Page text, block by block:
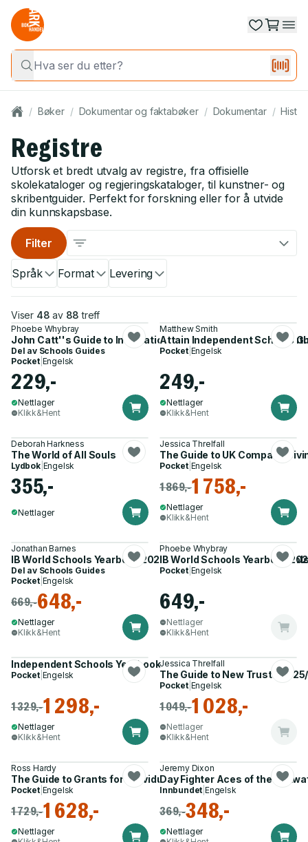
/ Bøker / Dokumentar og faktabøker / Dokumentar /
Registre
Utforsk et bredt utvalg av registre, fra offisielle
skolekataloger og regjeringskataloger, til kunstner- og
skribentguider. Perfekt for forskning eller for å utvide
din kunnskapsbase.
Språk Format Levering
Filter
Viser 48 av 88 treff
Phoebe Whybray
John Catt''s Guide to International Schools 2024/25: The
Del av Schools Guides
Pocket| Engelsk
229,-
Nettlager
Klikk&Hent
Matthew Smith
Attain Independent Schools
Pocket| Engelsk
249,-
Nettlager
Klikk&Hent
Deborah Harkness
The World of All Souls
Lydbok| Engelsk
355,-
Nettlager
Jessica Threlfall
The Guide to UK Company
Pocket| Engelsk
1 869,-1 758,-
Nettlager
Klikk&Hent
Jonathan Barnes
IB World Schools Yearbook 2022: The Official Guide to
Del av Schools Guides
Pocket| Engelsk
669,-648,-
Nettlager
Klikk&Hent
Phoebe Whybray
IB World Schools Yearbook
Pocket| Engelsk
649,-
Nettlager
Klikk&Hent
Independent Schools Yearbook 2024-2025
Pocket| Engelsk
1 329,-1 298,-
Nettlager
Klikk&Hent
Jessica Threlfall
The Guide to New Trusts
Pocket| Engelsk
1 049,-1 028,-
Nettlager
Klikk&Hent
Ross Hardy
The Guide to Grants for Individuals in Need 2024/25
Pocket| Engelsk
1 729,-1 628,-
Nettlager
Jeremy Dixon
Day Fighter Aces of the
Innbundet |Engelsk
369,-348,-
Nettlager